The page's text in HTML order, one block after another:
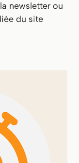
newsletter ou
du site